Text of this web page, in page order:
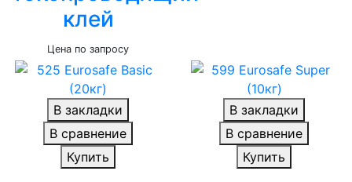
клей
Цена по запросу
В закладки
В сравнение
Купить
В закладки
В сравнение
Купить